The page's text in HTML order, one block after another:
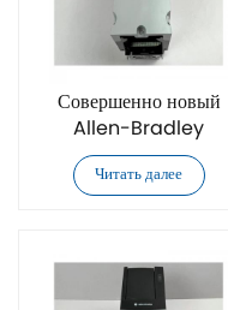
Совершенно новый
Allen-Bradley
20F11GD014AA0NNNNN
преобразователь частоты
Читать далее